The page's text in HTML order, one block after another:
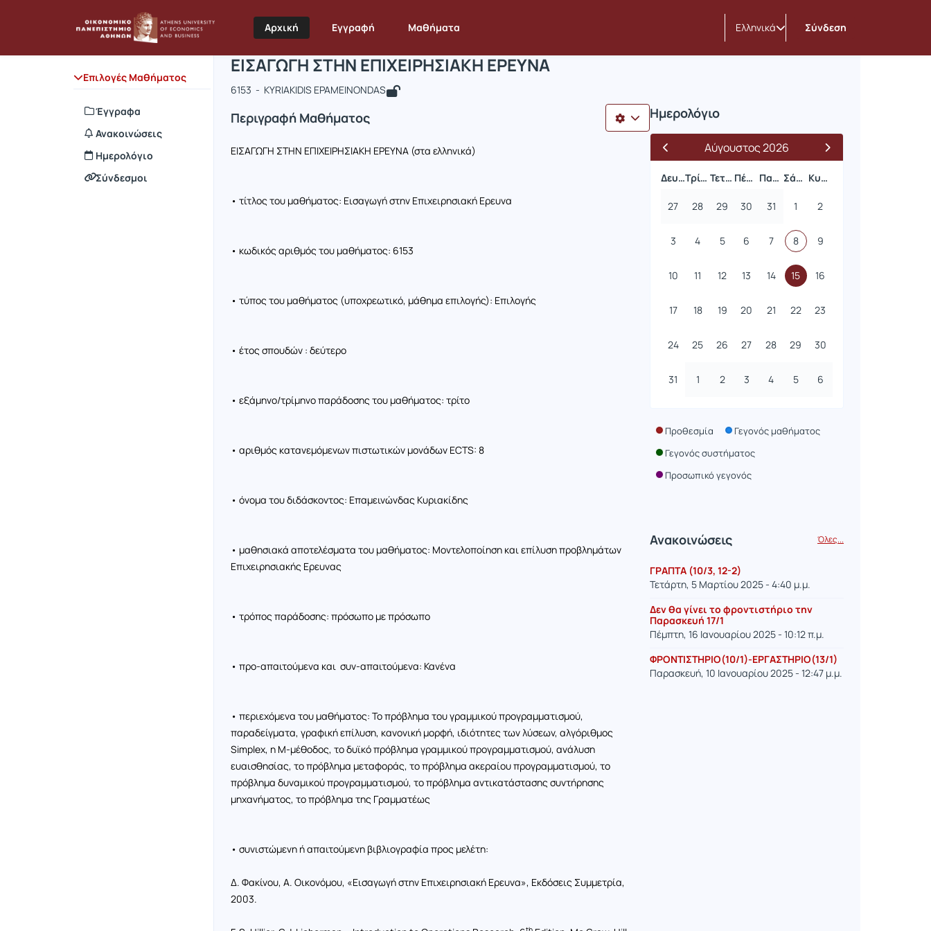
Αρχική Εγγραφή Μαθήματα Ελληνικά Σύνδεση
Επιλογές Μαθήματος
Έγγραφα
Ανακοινώσεις
Ημερολόγιο
Σύνδεσμοι
Αρχική Σελίδα ΕΙΣΑΓΩΓΗ ΣΤΗΝ ΕΠΙΧΕΙΡΗΣΙΑΚΗ ΕΡΕΥΝΑ
Μάθημα : ΕΙΣΑΓΩΓΗ ΣΤΗΝ ΕΠΙΧΕΙΡΗΣΙΑΚΗ ΕΡΕΥΝΑ
Κωδικός : STAT162
ΕΙΣΑΓΩΓΗ ΣΤΗΝ ΕΠΙΧΕΙΡΗΣΙΑΚΗ ΕΡΕΥΝΑ
6153 - KYRIAKIDIS EPAMEINONDAS
Περιγραφή Μαθήματος
ΕΙΣΑΓΩΓΗ ΣΤΗΝ ΕΠΙΧΕΙΡΗΣΙΑΚΗ ΕΡΕΥΝΑ (στα ελληνικά)
• τίτλος του μαθήματος: Εισαγωγή στην Επιχειρησιακή Ερευνα
• κωδικός αριθμός του μαθήματος: 6153
• τύπος του μαθήματος (υποχρεωτικό, μάθημα επιλογής): Επιλογής
• έτος σπουδών : δεύτερο
• εξάμηνο/τρίμηνο παράδοσης του μαθήματος: τρίτο
• αριθμός κατανεμόμενων πιστωτικών μονάδων ECTS: 8
• όνομα του διδάσκοντος: Επαμεινώνδας Κυριακίδης
• μαθησιακά αποτελέσματα του μαθήματος: Μοντελοποίηση και επίλυση προβλημάτων
Επιχειρησιακής Ερευνας
• τρόπος παράδοσης: πρόσωπο με πρόσωπο
• προ-απαιτούμενα και συν-απαιτούμενα: Κανένα
• περιεχόμενα του μαθήματος: Το πρόβλημα του γραμμικού προγραμματισμού,
παραδείγματα, γραφική επίλυση, κανονική μορφή, ιδιότητες των λύσεων, αλγόριθμος
Simplex, η Μ-μέθοδος, το δυϊκό πρόβλημα γραμμικού προγραμματισμού, ανάλυση
ευαισθησίας, το πρόβλημα μεταφοράς, το πρόβλημα ακεραίου προγραμματισμού, το
πρόβλημα δυναμικού προγραμματισμού, το πρόβλημα αντικατάστασης συντήρησης
μηχανήματος, το πρόβλημα της Γραμματέως
• συνιστώμενη ή απαιτούμενη βιβλιογραφία προς μελέτη:
Δ. Φακίνου, Α. Οικονόμου, «Εισαγωγή στην Επιχειρησιακή Ερευνα», Εκδόσεις Συμμετρία,
2003.
Ημερολόγιο
Αύγουστος 2026
Δευτέρα Τρίτη Τετάρτη Πέμπτη Παρασκευή Σάββατο Κυριακή
27 28 29 30 31 1 2
3 4 5 6 7 8 9
10 11 12 13 14 15 16
17 18 19 20 21 22 23
24 25 26 27 28 29 30
31 1 2 3 4 5 6
Προθεσμία
Γεγονός μαθήματος
Γεγονός συστήματος
Προσωπικό γεγονός
Ανακοινώσεις Όλες...
ΓΡΑΠΤΑ (10/3, 12-2)
Τετάρτη, 5 Μαρτίου 2025 - 4:40 μ.μ.
Δεν θα γίνει το φροντιστήριο την
Παρασκευή 17/1
Πέμπτη, 16 Ιανουαρίου 2025 - 10:12 π.μ.
ΦΡΟΝΤΙΣΤΗΡΙΟ(10/1)-ΕΡΓΑΣΤΗΡΙΟ(13/1)
Παρασκευή, 10 Ιανουαρίου 2025 - 12:47 μ.μ.